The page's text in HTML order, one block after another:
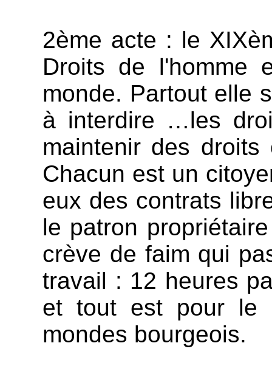
2ème acte : le
Droits de l'homme
monde. Partout elle
à interdire …les
maintenir des
Chacun est un
eux des contrats
le patron
crève de faim qui
travail : 12 heures
et tout est pour le
mondes bourgeois.